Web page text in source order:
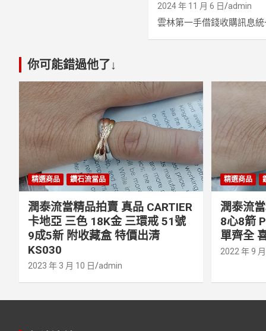
2024 年 11 月 6 日 admin
雲林第一手借錢收購訊息統
你可能錯過他了↓
精選商品 鑽石流當品
潤泰流當精品拍賣 真品 CARTIER
卡地亞 三色 18K金 三環戒 51號
9成5新 附收藏盒 特價出清
KS030
2023 年 3 月 10 日 admin
精選商品
潤泰流
8心8箭
單齊全
2022 年 9